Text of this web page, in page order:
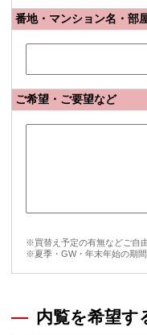
番地・マンション名・部
ご希望・ご要望など
※買替え予定の有無などご自
※夏季・GW・年末年始の期
内覧を希望す